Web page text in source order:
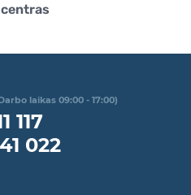
laikas 09:00 - 17:00)
117
022